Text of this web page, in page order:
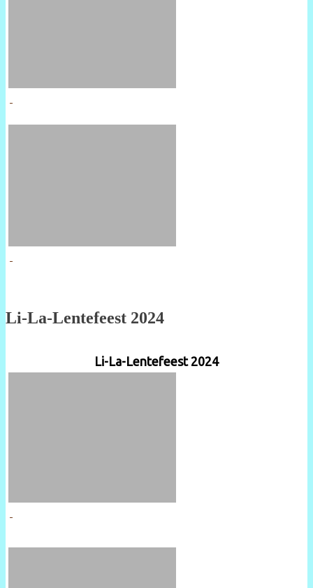
Li-La-Lentefeest 2024
Li-La-Lentefeest 2024